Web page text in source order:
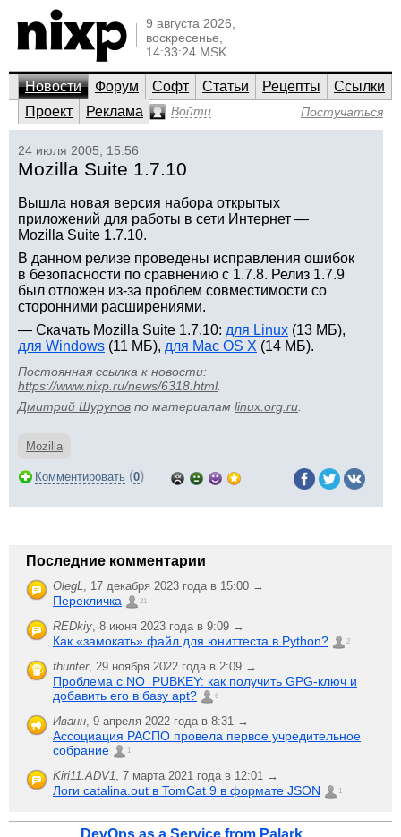
9 августа 2026,
воскресенье,
14:33:24 MSK
Новости Форум Софт Статьи Рецепты
Ссылки
Проект
Реклама Войти Постучаться
24 июля 2005, 15:56
Mozilla Suite 1.7.10
Вышла новая версия набора открытых
приложений для работы в сети Интернет —
Mozilla Suite 1.7.10.
В данном релизе проведены исправления ошибок
в безопасности по сравнению с 1.7.8. Релиз 1.7.9
был отложен из-за проблем совместимости со
сторонними расширениями.
— Скачать Mozilla Suite 1.7.10: для Linux (13 МБ),
для Windows (11 МБ), для Mac OS X (14 МБ).
Постоянная ссылка к новости:
https://www.nixp.ru/news/6318.html.
Дмитрий Шурупов по материалам linux.org.ru
Mozilla
Комментировать (0)
Последние комментарии
OlegL, 17 декабря 2023 года в 15:00 →
Перекличка 21
REDkiy, 8 июня 2023 года в 9:09 →
Как «замокать» файл для юниттеста в Python? 2
fhunter, 29 ноября 2022 года в 2:09 →
Проблема с NO_PUBKEY: как получить GPG-ключ и
добавить его в базу apt?
6
Иванн, 9 апреля 2022 года в 8:31 →
Ассоциация РАСПО провела первое учредительное
собрание
1
Kiri11.ADV1, 7 марта 2021 года в 12:01 →
Логи catalina.out в TomCat 9 в формате JSON 1
DevOps as a Service from Palark